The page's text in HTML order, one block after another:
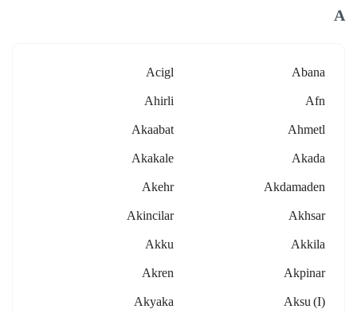
A
Abana
Acigl
Afn
Ahirli
Ahmetl
Akaabat
Akada
Akakale
Akdamaden
Akehr
Akhsar
Akincilar
Akkila
Akku
Akpinar
Akren
Aksu (i)
Akyaka